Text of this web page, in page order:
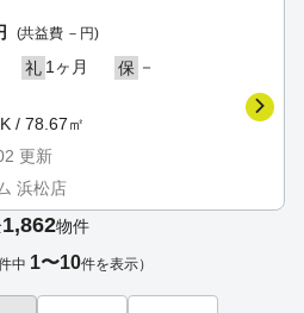
(共益費 －円)
礼 1ヶ月 保 －
/ 78.67㎡
更新
浜松店
1,862物件
中 1〜10件を表示）